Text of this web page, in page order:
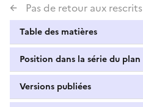
Pas de retour aux rescrits
Table des matières
Position dans la série du plan
Versions publiées